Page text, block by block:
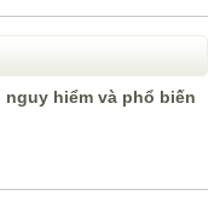
nguy hiểm và phổ biến